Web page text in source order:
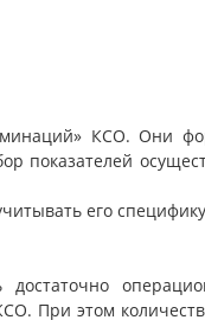
КСО. Они
показателей
его
При этом